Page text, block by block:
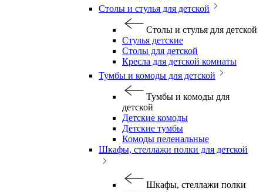
Столы и стулья для детской
Столы и стулья для детской
Стулья детские
Столы для детской
Кресла для детской комнаты
Тумбы и комоды для детской
Тумбы и комоды для
детской
Детские комоды
Детские тумбы
Комоды пеленальные
Шкафы, стеллажи полки для детской
Шкафы, стеллажи полки